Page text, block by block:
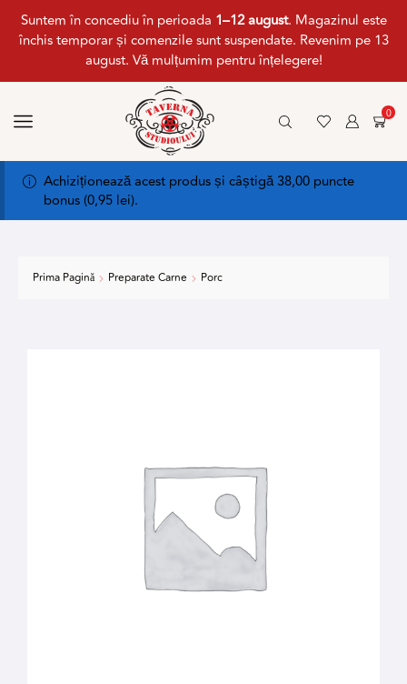
Suntem în concediu în perioada 1–12 august. Magazinul este
închis temporar și comenzile sunt suspendate. Revenim pe 13
august. Vă mulțumim pentru înțelegere!
0
Achiziționează acest produs și câștigă 38,00 puncte
bonus (0,95 lei).
Prima Pagină Preparate Carne Porc